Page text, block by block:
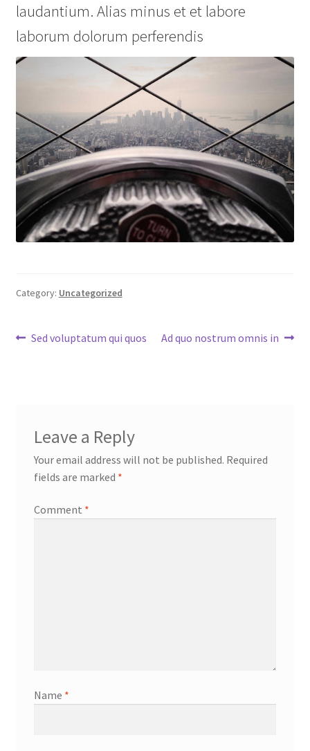
laudantium. Alias minus et et labore
laborum dolorum perferendis
Category: Uncategorized
Post
Previous
Sed voluptatum qui quos
Next
Ad quo nostrum omnis in
Leave a Reply
Your email address will not be published. Required
fields are marked *
Comment *
Name *